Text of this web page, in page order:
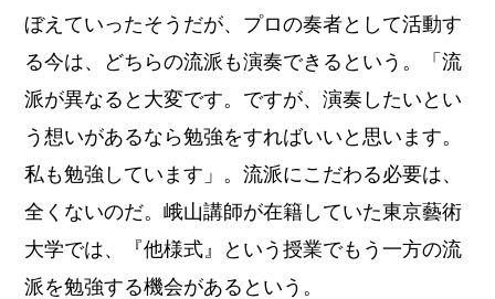
ぼえていったそうだが、プロの奏者として活動す
る今は、どちらの流派も演奏できるという。「流
派が異なると大変です。ですが、演奏したいとい
う想いがあるなら勉強をすればいいと思います。
私も勉強しています」。流派にこだわる必要は、
全くないのだ。峨山講師が在籍していた東京藝術
大学では、『他様式』という授業でもう一方の流
派を勉強する機会があるという。